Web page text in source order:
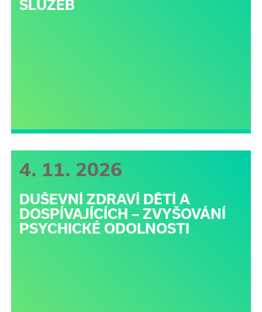
SLUŽEB
4. 11. 2026
DUŠEVNÍ ZDRAVÍ DĚTÍ A
DOSPÍVAJÍCÍCH – ZVYŠOVÁNÍ
PSYCHICKÉ ODOLNOSTI